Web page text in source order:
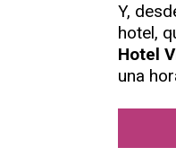
Y,
hotel,
Hotel
una